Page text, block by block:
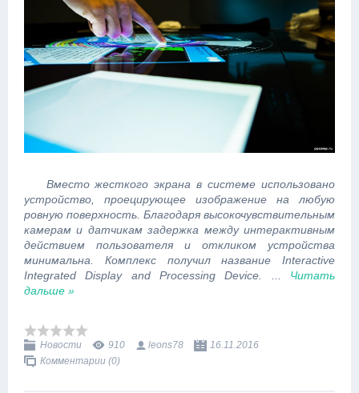
Вместо жесткого экрана в системе использовано
устройство, проецирующее изображение на любую
ровную поверхность. Благодаря высокочувствительным
камерам и датчикам задержка между интерактивным
действием пользователя и откликом устройства
минимальна. Комплекс получил название Interactive
Integrated Display and Processing Device.
Читать
дальше »
Новости 910 leons78
16.11.2016
Комментарии (0)